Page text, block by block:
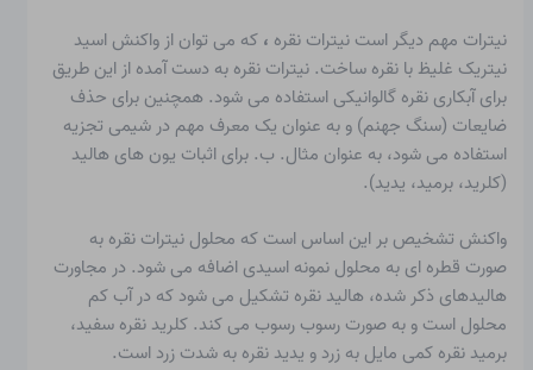
نیترات مهم دیگر استنیترات نقره ، که می توان از واکنش اسید
نیتریک غلیظ با نقره ساخت. نیترات نقره به دست آمده از این طریق
برای آبکاری نقره گالوانیکی استفاده می شود. همچنین برای حذف
ضایعات (سنگ جهنم) و به عنوان یک معرف مهم در شیمی تجزیه
استفاده می شود، به عنوان مثال. ب. برای اثبات یون های هالید
(کلرید، برمید، یدید).
واکنش تشخیص بر این اساس است که محلول نیترات نقره به
صورت قطره ای به محلول نمونه اسیدی اضافه می شود. در مجاورت
هالیدهای ذکر شده، هالید نقره تشکیل می شود که در آب کم
محلول است و به صورت رسوب رسوب می کند. کلرید نقره سفید،
برمید نقره کمی مایل به زرد و یدید نقره به شدت زرد است.